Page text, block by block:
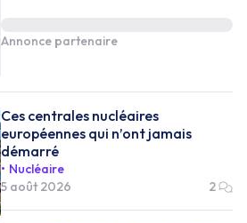
Annonce partenaire
Ces centrales nucléaires
européennes qui n’ont jamais
démarré
Nucléaire
5 août 2026
2